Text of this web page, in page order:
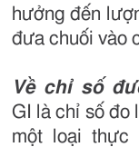
hưởng đến
đưa chuối vào
Về chỉ số
GI là chỉ số đo
một loại thực